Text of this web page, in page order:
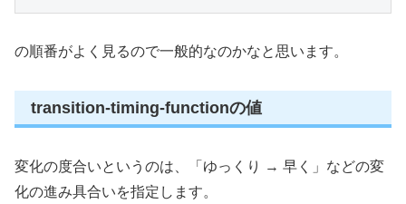
の順番がよく見るので一般的なのかなと思います。
transition-timing-functionの値
変化の度合いというのは、「ゆっくり → 早く」などの変
化の進み具合いを指定します。